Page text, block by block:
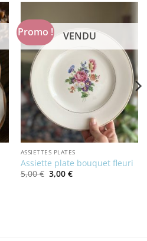
Promo ! VENDU
ASSIETTES PLATES
Assiette plate bouquet fleuri
5,00€ Le
prix
3,00 €Le
prix